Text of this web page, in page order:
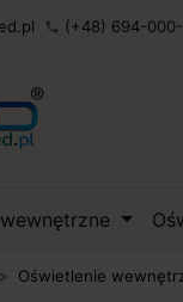
phone (+48) 694-
Oświetlenie